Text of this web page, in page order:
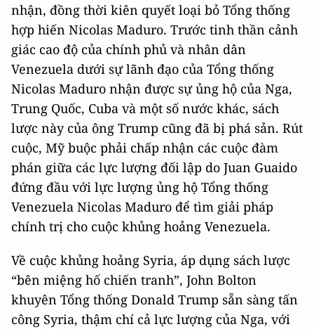
nhận, đồng thời kiên quyết loại bỏ Tổng thống
hợp hiến Nicolas Maduro. Trước tinh thần cảnh
giác cao độ của chính phủ và nhân dân
Venezuela dưới sự lãnh đạo của Tổng thống
Nicolas Maduro nhận được sự ủng hộ của Nga,
Trung Quốc, Cuba và một số nước khác, sách
lược này của ông Trump cũng đã bị phá sản. Rút
cuộc, Mỹ buộc phải chấp nhận các cuộc đàm
phán giữa các lực lượng đối lập do Juan Guaido
đứng đầu với lực lượng ủng hộ Tổng thống
Venezuela Nicolas Maduro để tìm giải pháp
chính trị cho cuộc khủng hoảng Venezuela.
Về cuộc khủng hoảng Syria, áp dụng sách lược
“bên miệng hố chiến tranh”, John Bolton
khuyên Tổng thống Donald Trump sẵn sàng tấn
công Syria, thậm chí cả lực lượng của Nga, với